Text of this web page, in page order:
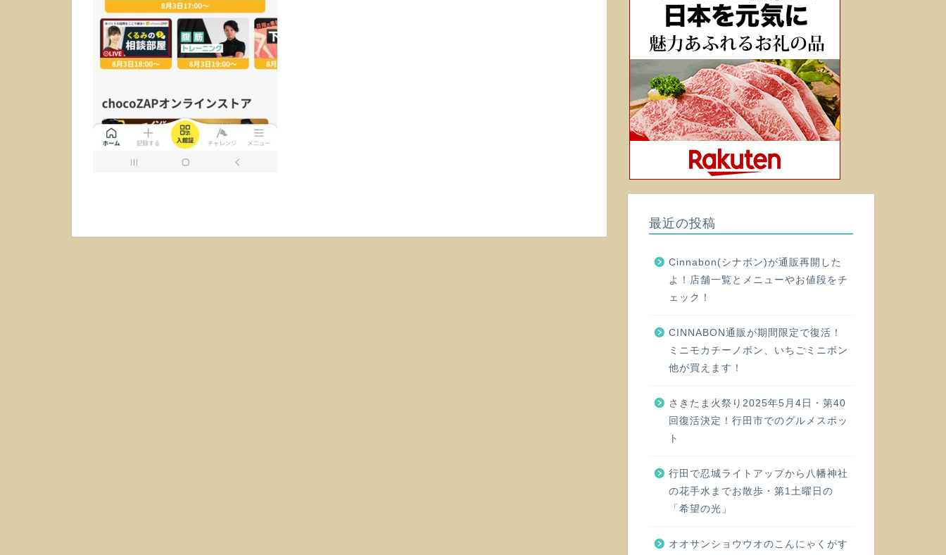
最近の投稿
Cinnabon(シナボン)が通販再開した
よ！店舗一覧とメニューやお値段をチ
ェック！
CINNABON通販が期間限定で復活！
ミニモカチーノボン、いちごミニボン
他が買えます！
さきたま火祭り2025年5月4日・第40
回復活決定！行田市でのグルメスポッ
ト
行田で忍城ライトアップから八幡神社
の花手水までお散歩・第1土曜日の
「希望の光」
オオサンショウウオのこんにゃくがす